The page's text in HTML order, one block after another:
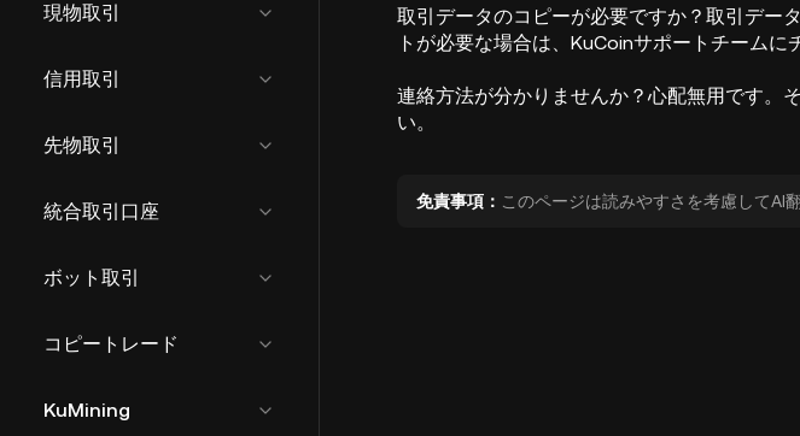
現物取引
信用取引
先物取引
統合取引口座
ボット取引
コピートレード
KuMining
取引データのコピーが必要ですか？取引デー
トが必要な場合は、KuCoinサポートチームに
連絡方法が分かりませんか？心配無用です。
い。
免責事項： このページは読みやすさを考慮してAI